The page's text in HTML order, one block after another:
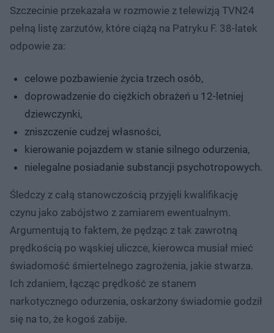
Szczecinie przekazała w rozmowie z telewizją TVN24
pełną listę zarzutów, które ciążą na Patryku F. 38-latek
odpowie za:
celowe pozbawienie życia trzech osób,
doprowadzenie do ciężkich obrażeń u 12-letniej
dziewczynki,
zniszczenie cudzej własności,
kierowanie pojazdem w stanie silnego odurzenia,
nielegalne posiadanie substancji psychotropowych.
Śledczy z całą stanowczością przyjęli kwalifikację
czynu jako zabójstwo z zamiarem ewentualnym.
Argumentują to faktem, że pędząc z tak zawrotną
prędkością po wąskiej uliczce, kierowca musiał mieć
świadomość śmiertelnego zagrożenia, jakie stwarza.
Ich zdaniem, łącząc prędkość ze stanem
narkotycznego odurzenia, oskarżony świadomie godził
się na to, że kogoś zabije.